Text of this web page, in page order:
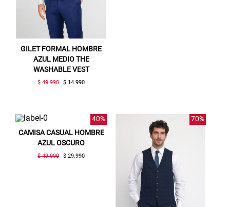
GILET FORMAL HOMBRE
AZUL MEDIO THE
WASHABLE VEST
$ 49.990 $ 14.990
40%
CAMISA CASUAL HOMBRE
AZUL OSCURO
$ 49.990 $ 29.990
70%